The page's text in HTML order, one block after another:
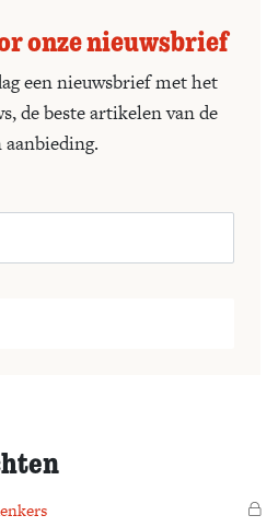
onze nieuwsbrief
een nieuwsbrief met het
de beste artikelen van de
aanbieding.